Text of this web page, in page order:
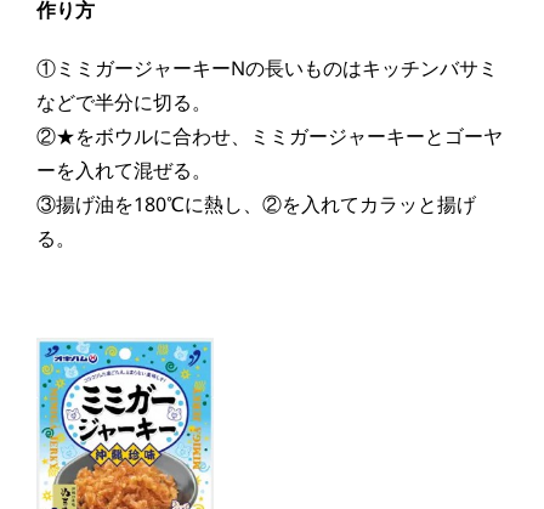
作り方
①ミミガージャーキーNの長いものはキッチンバサミ
などで半分に切る。
②★をボウルに合わせ、ミミガージャーキーとゴーヤ
ーを入れて混ぜる。
③揚げ油を180℃に熱し、②を入れてカラッと揚げ
る。